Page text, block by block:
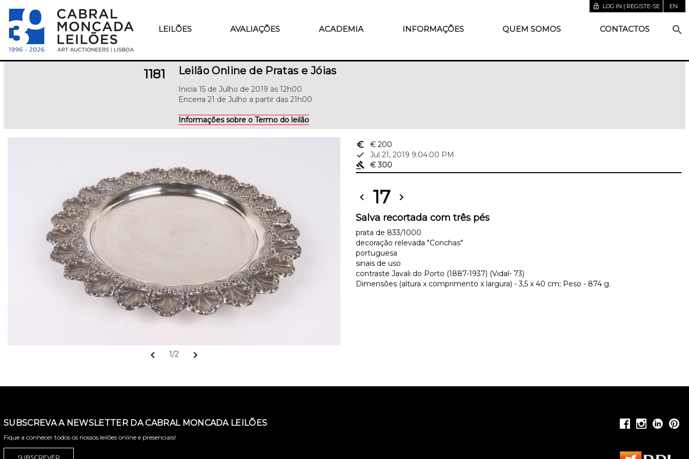
lock_open LOG IN | REGISTE-SE EN
LEILÕES AVALIAÇÕES ACADEMIA INFORMAÇÕES QUEM SOMOS CONTACTOS search
1181 Leilão Online de Pratas e Jóias
Inicia 15 de Julho de 2019 às 12h00
Encerra 21 de Julho a partir das 21h00
Informações sobre o Termo do leilão
chevron_left 1/2 chevron_right
euro_symbol
€ 200
done
Jul 21, 2019 9:04:00 PM
gavel
€ 300
chevron_left 17 chevron_right
Salva recortada com três pés
prata de 833/1000
decoração relevada "Conchas"
portuguesa
sinais de uso
contraste Javali do Porto (1887-1937) (Vidal- 73)
Dimensões (altura x comprimento x largura) - 3,5 x 40 cm; Peso - 874 g.
SUBSCREVA A NEWSLETTER DA CABRAL MONCADA LEILÕES
Fique a conhecer todos os nossos leilões online e presenciais!
SUBSCREVER